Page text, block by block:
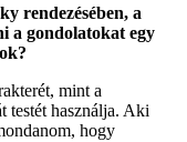
rendezésében, a
a gondolatokat egy
mint a
testét használja. Aki
hogy